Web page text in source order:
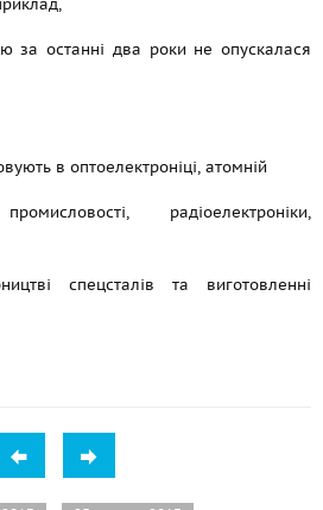
за останні два роки не опускалася
в оптоелектроніці, атомній
радіоелектроніки,
спецсталів та виготовленні